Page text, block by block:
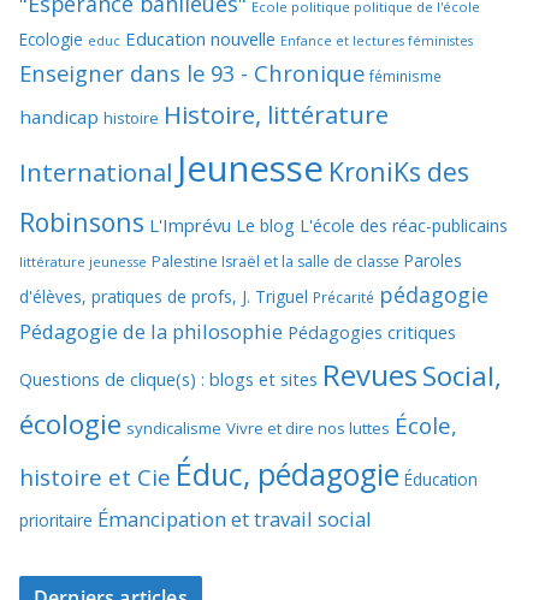
Ecole politique politique de l'école
Ecologie educ Education nouvelle Enfance et lectures féministes
Enseigner dans le 93 - Chronique féminisme
handicap histoire Histoire, littérature
International Jeunesse KroniKs des
Robinsons L'Imprévu Le blog L'école des réac-publicains
littérature jeunesse Palestine Israël et la salle de classe Paroles
d'élèves, pratiques de profs, J. Triguel Précarité pédagogie
Pédagogie de la philosophie Pédagogies critiques
Questions de clique(s) : blogs et sites RevuesSocial,
écologie syndicalisme Vivre et dire nos luttes École,
histoire et Cie Éduc, pédagogie Éducation
prioritaire Émancipation et travail social